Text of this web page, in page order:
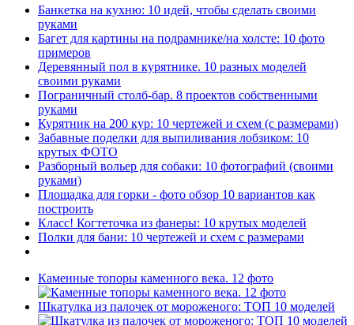
Банкетка на кухню: 10 идей, чтобы сделать своими
руками
Багет для картины на подрамнике/на холсте: 10 фото
примеров
Деревянный пол в курятнике. 10 разных моделей
своими руками
Пограничный столб-бар. 8 проектов собственными
руками
Курятник на 200 кур: 10 чертежей и схем (с размерами)
Забавные поделки для выпиливания лобзиком: 10
крутых ФОТО
Разборный вольер для собаки: 10 фотографий (своими
руками)
Площадка для горки - фото обзор 10 вариантов как
построить
Класс! Когтеточка из фанеры: 10 крутых моделей
Полки для бани: 10 чертежей и схем с размерами
Каменные топоры каменного века. 12 фото
Шкатулка из палочек от мороженого: ТОП 10 моделей